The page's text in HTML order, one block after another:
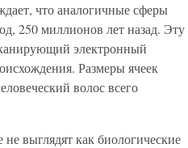
что аналогичные сферы
250 миллионов лет назад. Эту
электронный
Размеры ячеек
волос всего
выглядят как биологические